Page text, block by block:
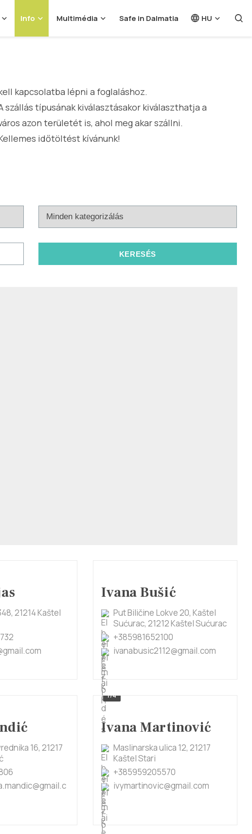
Info Multimédia Safe in Dalmatia HU
kapcsolatba lépni a foglaláshoz.
szállás típusának kiválasztásakor kiválaszthatja a
azon területét is, ahol meg akar szállni.
időtöltést kívánunk!
21214 Kaštel
Ivana Bušić
Put Biličine Lokve 20, Kaštel
Sućurac, 21212 Kaštel Sućurac
+385981652100
ivanabusic2112@gmail.com
16, 21217
1/4
Ivana Martinović
Maslinarska ulica 12, 21217
Kaštel Stari
+385959205570
ivymartinovic@gmail.com